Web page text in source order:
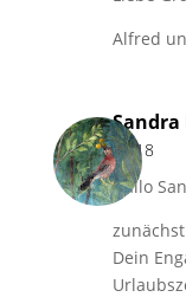
Alfred
18:18
Hallo
Dein